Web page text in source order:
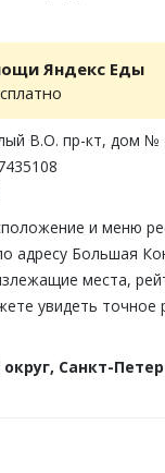
Яндекс Еды
В.О. пр-кт, дом
и меню
адресу Большая
места,
увидеть точное
Санкт-